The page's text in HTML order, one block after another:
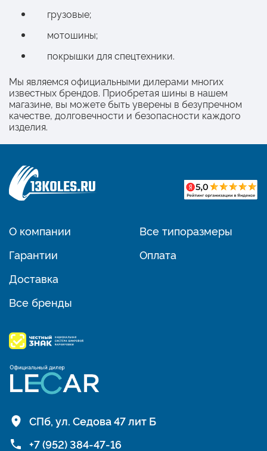
грузовые;
мотошины;
покрышки для спецтехники.
Мы являемся официальными дилерами многих
известных брендов. Приобретая шины в нашем
магазине, вы можете быть уверены в безупречном
качестве, долговечности и безопасности каждого
изделия.
О компании
Гарантии
Доставка
Все бренды
Все типоразмеры
Оплата
СПб, ул. Седова 47 лит Б
+7 (952) 384-47-16